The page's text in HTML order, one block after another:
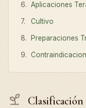
Aplicaciones
Cultivo
Preparaciones